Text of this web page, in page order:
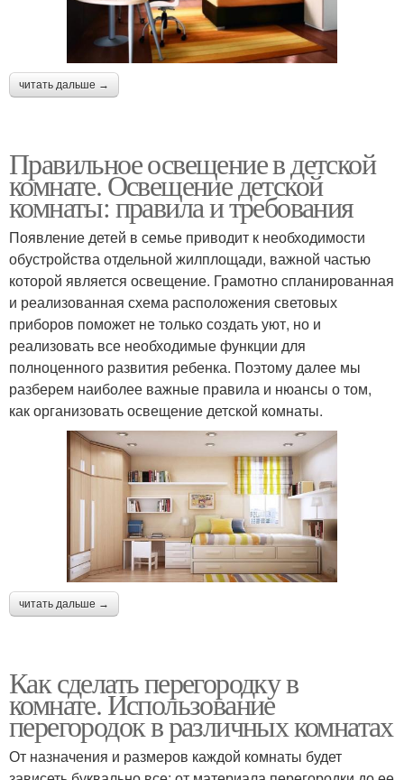
читать дальше →
Правильное освещение в детской
комнате. Освещение детской
комнаты: правила и требования
Появление детей в семье приводит к необходимости
обустройства отдельной жилплощади, важной частью
которой является освещение. Грамотно спланированная
и реализованная схема расположения световых
приборов поможет не только создать уют, но и
реализовать все необходимые функции для
полноценного развития ребенка. Поэтому далее мы
разберем наиболее важные правила и нюансы о том,
как организовать освещение детской комнаты.
читать дальше →
Как сделать перегородку в
комнате. Использование
перегородок в различных комнатах
От назначения и размеров каждой комнаты будет